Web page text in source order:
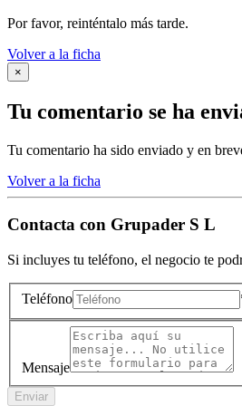
Por favor, reinténtalo más tarde.
Volver a la ficha
×
Tu comentario se ha
Tu comentario ha sido enviado y en
Volver a la ficha
Contacta con Grupader S L
Si incluyes tu teléfono, el negocio te
Teléfono
Mensaje
Enviar